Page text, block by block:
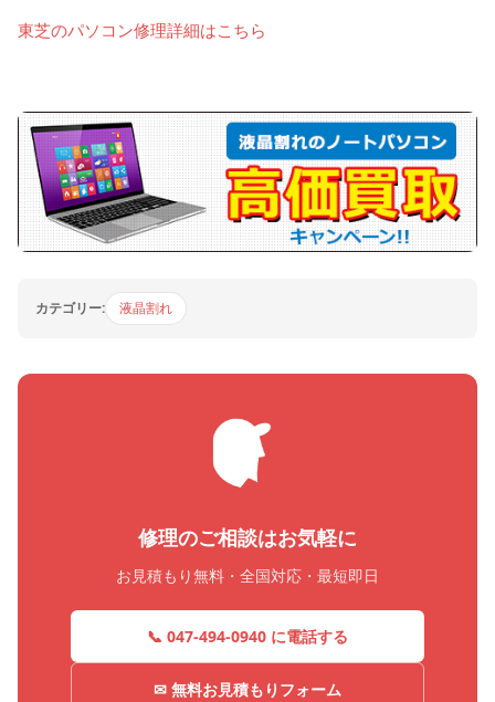
東芝のパソコン修理詳細はこちら
カテゴリー: 液晶割れ
修理のご相談はお気軽に
お見積もり無料・全国対応・最短即日
📞 047-494-0940 に電話する
✉ 無料お見積もりフォーム